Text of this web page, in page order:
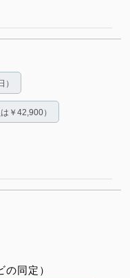
￥42,900）
同定）